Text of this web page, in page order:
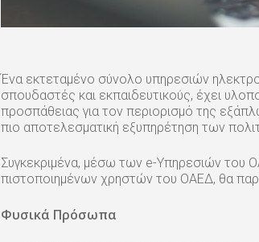
Ένα εκτεταμένο σύνολο υπηρεσιών
σπουδαστές και εκπαιδευτικούς, έχει
προσπάθειας για τον περιορισμό της
πιο αποτελεσματική εξυπηρέτηση των
Συγκεκριμένα, μέσω των e-Υπηρεσιών του
πιστοποιημένων χρηστών του ΟΑΕΔ, θα
Φυσικά Πρόσωπα